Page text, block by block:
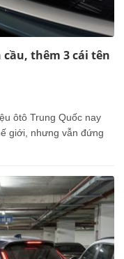
thêm 3 cái tên
ôtô Trung Quốc nay
giới, nhưng vẫn đứng